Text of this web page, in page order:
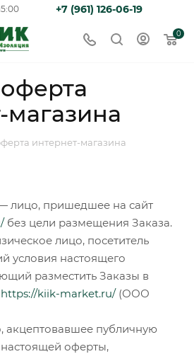
+7 (961) 126-06-19
0
магазина
интернет-магазина
лицо, пришедшее на сайт
без цели размещения Заказа.
лицо, посетитель
условия настоящего
разместить Заказы в
https://kiik-market.ru/(ООО
акцептовавшее публичную
оферты,